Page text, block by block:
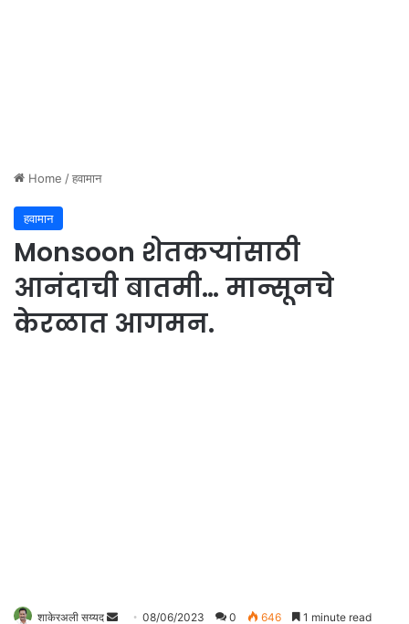
Home /हवामान
हवामान
Monsoon शेतकऱ्यांसाठी
आनंदाची बातमी… मान्सूनचे
केरळात आगमन.
शाकेरअली सय्यद 08/06/2023 0 646 1 minute read